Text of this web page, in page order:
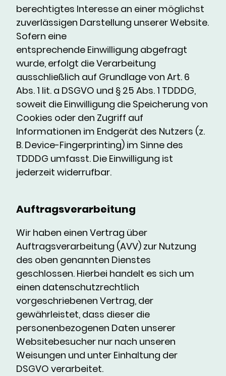
berechtigtes Interesse an einer möglichst
zuverlässigen Darstellung unserer Website.
Sofern eine
entsprechende Einwilligung abgefragt
wurde, erfolgt die Verarbeitung
ausschließlich auf Grundlage von Art. 6
Abs. 1 lit. a DSGVO und § 25 Abs. 1 TDDDG,
soweit die Einwilligung die Speicherung von
Cookies oder den Zugriff auf
Informationen im Endgerät des Nutzers (z.
B. Device-Fingerprinting) im Sinne des
TDDDG umfasst. Die Einwilligung ist
jederzeit widerrufbar.
Auftragsverarbeitung
Wir haben einen Vertrag über
Auftragsverarbeitung (AVV) zur Nutzung
des oben genannten Dienstes
geschlossen. Hierbei handelt es sich um
einen datenschutzrechtlich
vorgeschriebenen Vertrag, der
gewährleistet, dass dieser die
personenbezogenen Daten unserer
Websitebesucher nur nach unseren
Weisungen und unter Einhaltung der
DSGVO verarbeitet.